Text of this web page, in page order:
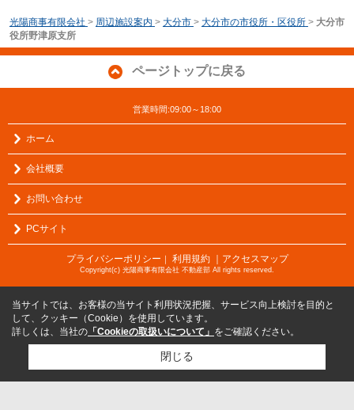
光陽商事有限会社 > 周辺施設案内 > 大分市 > 大分市の市役所・区役所 > 大分市
役所野津原支所
ページトップに戻る
営業時間:09:00～18:00
ホーム
会社概要
お問い合わせ
PCサイト
プライバシーポリシー ｜ 利用規約 ｜アクセスマップ
Copyright(c) 光陽商事有限会社 不動産部 All rights reserved.
当サイトでは、お客様の当サイト利用状況把握、サービス向上検討を目的と
して、クッキー（Cookie）を使用しています。
詳しくは、当社の 「Cookieの取扱いについて」 をご確認ください。
閉じる